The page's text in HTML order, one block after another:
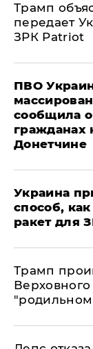
Трамп
передает
ЗРК Patriot
ПВО
сообщила
гражданах
Донетчине
Украина
способ,
ракет для
Трамп